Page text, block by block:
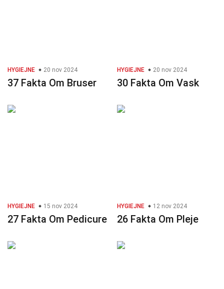
HYGIEJNE 20 nov 2024
37 Fakta Om Bruser
HYGIEJNE 20 nov 2024
30 Fakta Om Vask
HYGIEJNE 15 nov 2024
27 Fakta Om Pedicure
HYGIEJNE 12 nov 2024
26 Fakta Om Pleje